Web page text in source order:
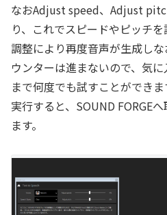
なおAdjust speed、Adjust
り、これでスピードやピッチ
調整により再度音声が生成し
ウンターは進まないので、気
まで何度でも試すことができ
実行すると、SOUND FORGE
ます。